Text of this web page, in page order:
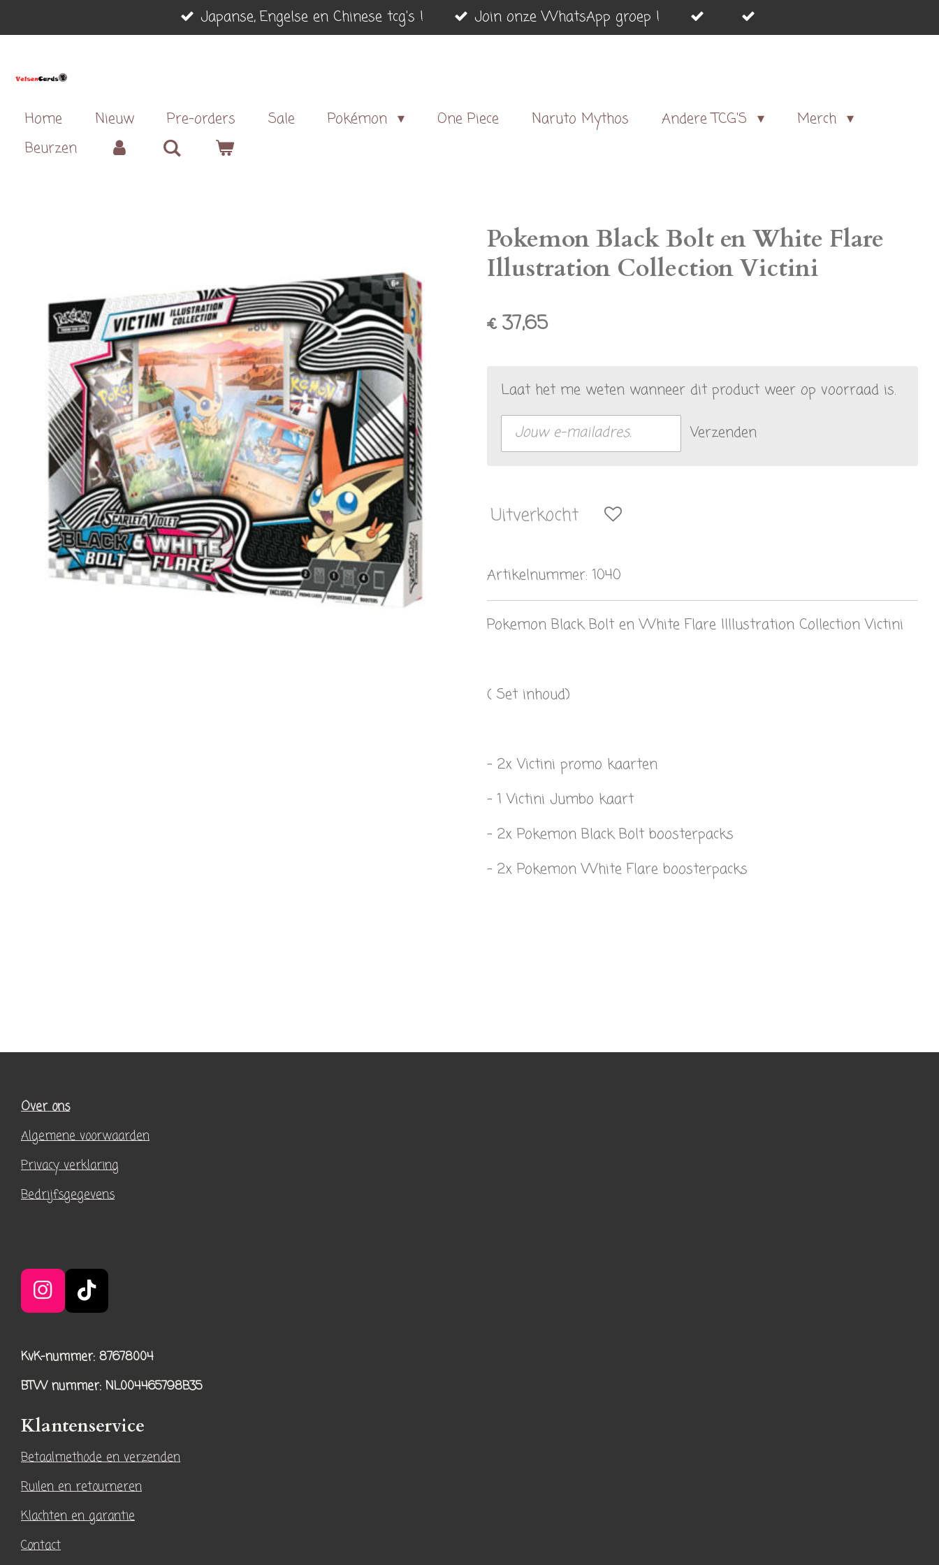
direct
de
Japanse, Engelse en Chinese tcg's ! Join onze WhatsApp groep !
Home Nieuw Pre-orders Sale Pokémon One Piece Naruto Mythos Andere TCG'S
Merch
Beurzen
Pokemon Black Bolt en White Flare
Illustration Collection Victini
€ 37,65
Laat het me weten wanneer dit product weer op voorraad is.
Verzenden
Uitverkocht
Artikelnummer: 1040
Pokemon Black Bolt en White Flare Illlustration Collection Victini
( Set inhoud)
- 2x Victini promo kaarten
- 1 Victini Jumbo kaart
- 2x Pokemon Black Bolt boosterpacks
- 2x Pokemon White Flare boosterpacks
Over ons
Algemene voorwaarden
Privacy verklaring
Bedrijfsgegevens
I
n
t
a
r
a
m
T
i
T
o
KvK-nummer: 87678004
BTW nummer: NL004465798B35
Klantenservice
Betaalmethode en verzenden
Ruilen en retourneren
Klachten en garantie
Contact